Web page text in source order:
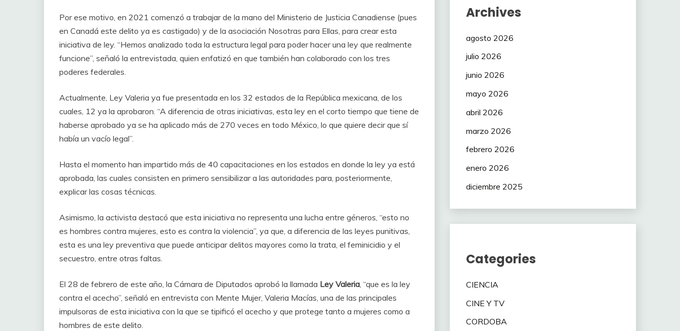
Por ese motivo, en 2021 comenzó a trabajar de la mano del Ministerio de Justicia Canadiense (pues
en Canadá este delito ya es castigado) y de la asociación Nosotras para Ellas, para crear esta
iniciativa de ley. “Hemos analizado toda la estructura legal para poder hacer una ley que realmente
funcione”, señaló la entrevistada, quien enfatizó en que también han colaborado con los tres
poderes federales.
Actualmente, Ley Valeria ya fue presentada en los 32 estados de la República mexicana, de los
cuales, 12 ya la aprobaron. “A diferencia de otras iniciativas, esta ley en el corto tiempo que tiene de
haberse aprobado ya se ha aplicado más de 270 veces en todo México, lo que quiere decir que sí
había un vacío legal”.
Hasta el momento han impartido más de 40 capacitaciones en los estados en donde la ley ya está
aprobada, las cuales consisten en primero sensibilizar a las autoridades para, posteriormente,
explicar las cosas técnicas.
Asimismo, la activista destacó que esta iniciativa no representa una lucha entre géneros, “esto no
es hombres contra mujeres, esto es contra la violencia”, ya que, a diferencia de las leyes punitivas,
esta es una ley preventiva que puede anticipar delitos mayores como la trata, el feminicidio y el
secuestro, entre otras faltas.
El 28 de febrero de este año, la Cámara de Diputados aprobó la llamada Ley Valeria, “que es la ley
contra el acecho”, señaló en entrevista con Mente Mujer, Valeria Macías, una de las principales
impulsoras de esta iniciativa con la que se tipificó el acecho y que protege tanto a mujeres como a
hombres de este delito.
Archives
agosto 2026
julio 2026
junio 2026
mayo 2026
abril 2026
marzo 2026
febrero 2026
enero 2026
diciembre 2025
Categories
CIENCIA
CINE Y TV
CORDOBA